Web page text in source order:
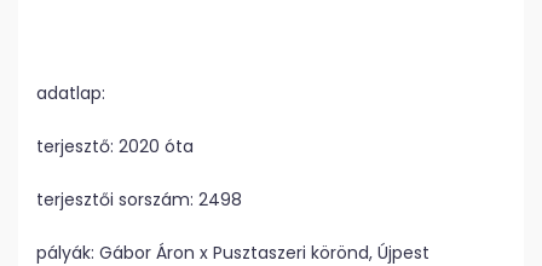
adatlap:
terjesztő: 2020 óta
terjesztői sorszám: 2498
pályák: Gábor Áron x Pusztaszeri körönd, Újpest